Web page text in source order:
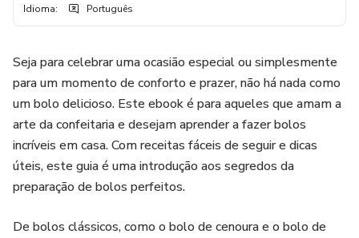
Idioma: Português
Seja para celebrar uma ocasião especial ou simplesmente
para um momento de conforto e prazer, não há nada como
um bolo delicioso. Este ebook é para aqueles que amam a
arte da confeitaria e desejam aprender a fazer bolos
incríveis em casa. Com receitas fáceis de seguir e dicas
úteis, este guia é uma introdução aos segredos da
preparação de bolos perfeitos.
De bolos clássicos, como o bolo de cenoura e o bolo de